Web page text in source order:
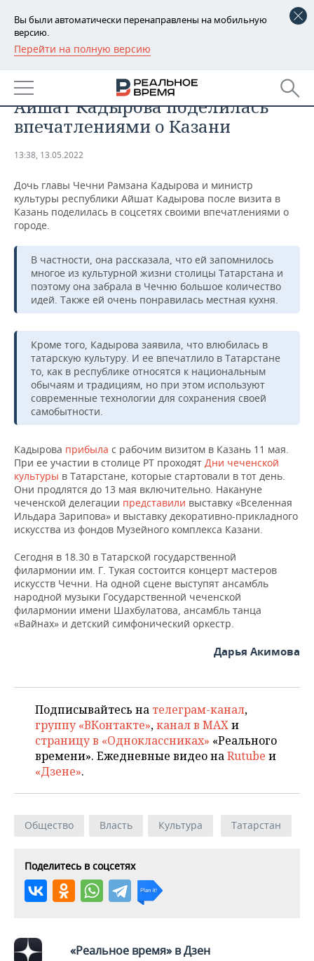
Вы были автоматически перенаправлены на мобильную
версию.
Перейти на полную версию
РЕГИОНЫ
БАШКОРТОСТАН
ТАТАРСТАН
НОВОСТИ
АНАЛИТИКА
ДЕКЛАРАЦИИ О ДОХОДАХ
КОРОЛИ ГОСЗАКАЗА ПФО
ВУЗЫ ТАТАРСТАНА
КОМУ ПРИНАДЛЕЖАТ
ТОРГОВЫЕ ЦЕНТРЫ
ТАТАРСТАНА
НОВОСТИ ЭКОНОМИКИ
ФИНАНСЫ
БАНКИ
БЮДЖЕТ
ИНВЕСТИЦИИ
ПРОМЫШЛЕННОСТЬ
НОВОСТИ
ПРОМЫШЛЕННОСТИ
АГРОПРОМ
МАШИНОСТРОЕНИЕ
НЕФТЬ
ОПК
ЭНЕРГЕТИКА
НЕДВИЖИМОСТЬ
НОВОСТИ НЕДВИЖИМОСТИ
АВТО
НОВОСТИ АВТО
БИЗНЕС
НОВОСТИ БИЗНЕСА
РОЗНИЧНАЯ ТОРГОВЛЯ
ТРАНСПОРТ
УСЛУГИ
ТЕХНОЛОГИИ
НОВОСТИ ТЕХНОЛОГИЙ
МЕДИА
МЕРОПРИЯТИЯ
НОВОСТИ МЕРОПРИЯТИЙ
ВЫЕЗДНАЯ РЕДАКЦИЯ
ONLINE-КОНФЕРЕНЦИИ
ОТКРЫТАЯ ЛЕКЦИЯ
СПОРТ
НОВОСТИ СПОРТА
ХОККЕЙ
БАСКЕТБОЛ
ВОЛЕЙБОЛ
КИБЕРСПОРТ
ФИГУРНОЕ КАТАНИЕ
ВОДНЫЕ ВИДЫ СПОРТА
ОБЩЕСТВО
ВЛАСТЬ
ИНФРАСТРУКТУРА
ИСТОРИЯ
КУЛЬТУРА
МЕДИЦИНА
ОБРАЗОВАНИЕ
СЮЖЕТЫ
СПРАВОЧНИК
СПИСОК ПЕРСОН
СПИСОК КОМПАНИЙ
ПОЛНАЯ ВЕРСИЯ
«Нам точно есть о чем дружить»:
Айшат Кадырова поделилась
впечатлениями о Казани
13:38, 13.05.2022
Дочь главы Чечни Рамзана Кадырова и министр
культуры республики Айшат Кадырова после визита в
Казань поделилась в соцсетях своими впечатлениями о
городе.
В частности, она рассказала, что ей запомнилось
многое из культурной жизни столицы Татарстана и
поэтому она забрала в Чечню большое количество
идей. Также ей очень понравилась местная кухня.
Кроме того, Кадырова заявила, что влюбилась в
татарскую культуру. И ее впечатлило в Татарстане
то, как в республике относятся к национальным
обычаям и традициям, но при этом используют
современные технологии для сохранения своей
самобытности.
Кадырова прибыла с рабочим визитом в Казань 11 мая.
При ее участии в столице РТ проходят Дни чеченской
культуры в Татарстане, которые стартовали в тот день.
Они продлятся до 13 мая включительно. Накануне
чеченской делегации представили выставку «Вселенная
Ильдара Зарипова» и выставку декоративно-прикладного
искусства из фондов Музейного комплекса Казани.
Сегодня в 18.30 в Татарской государственной
филармонии им. Г. Тукая состоится концерт мастеров
искусств Чечни. На одной сцене выступят ансамбль
народной музыки Государственной чеченской
филармонии имени Шахбулатова, ансамбль танца
«Вайнах» и детский симфонический оркестр.
Дарья Акимова
Подписывайтесь на телеграм-канал,
группу «ВКонтакте»,канал в MAXи
страницу в «Одноклассниках» «Реального
времени». Ежедневные видео наRutube и
«Дзене».
Общество Власть Культура Татарстан
Поделитесь в соцсетях
«Реальное время» в Дзен